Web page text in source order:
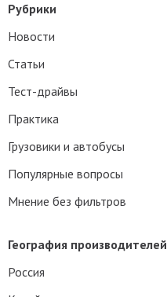
Рубрики
Новости
Статьи
Тест-драйвы
Практика
Грузовики и автобусы
Популярные вопросы
Мнение без фильтров
География производителей
Россия